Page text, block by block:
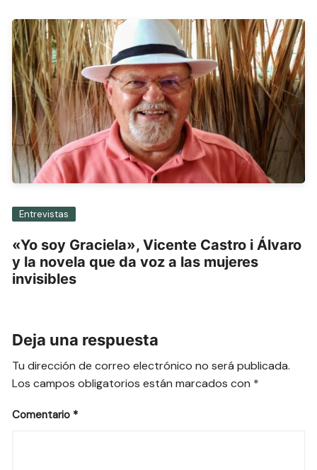
Entrevistas
«Yo soy Graciela», Vicente Castro i Álvaro
y la novela que da voz a las mujeres
invisibles
Deja una respuesta
Tu dirección de correo electrónico no será publicada.
Los campos obligatorios están marcados con *
Comentario *